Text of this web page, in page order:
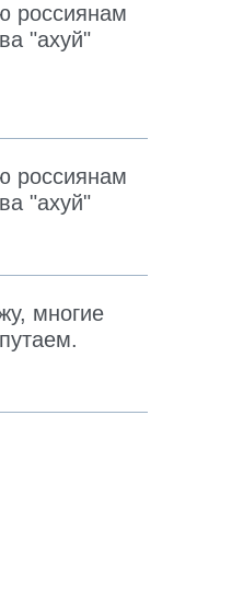
россиянам
"ахуй"
россиянам
"ахуй"
многие